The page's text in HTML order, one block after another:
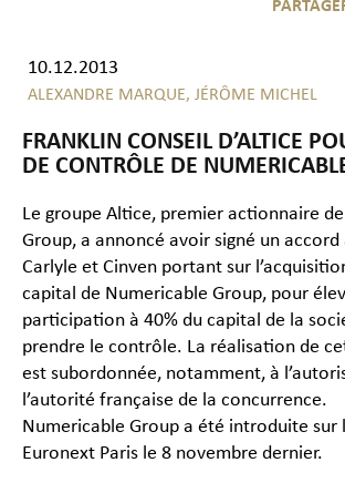
10.12.2013
ALEXANDRE MARQUE, JÉRÔME MICHEL
FRANKLIN CONSEIL D’ALTICE
DE CONTRÔLE DE
Le groupe Altice, premier actionnaire
Group, a annoncé avoir signé un
Carlyle et Cinven portant sur
capital de Numericable Group, pour
participation à 40% du capital de la
prendre le contrôle. La réalisation de
est subordonnée, notamment, à
l’autorité française de la concurrence.
Numericable Group a été introduite sur
Euronext Paris le 8 novembre dernier.